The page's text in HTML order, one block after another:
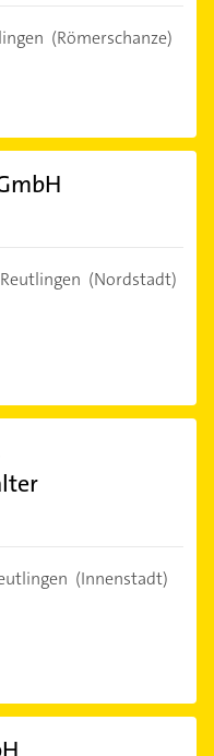
(Römerschanze)
(Nordstadt)
(Innenstadt)